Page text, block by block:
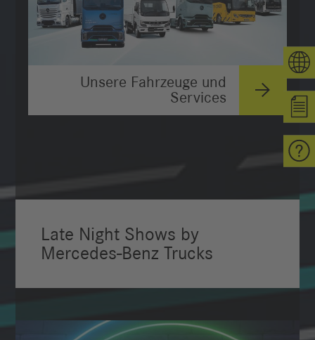
Unsere Fahrzeuge und
Services
Late Night Shows by
Mercedes-Benz Trucks